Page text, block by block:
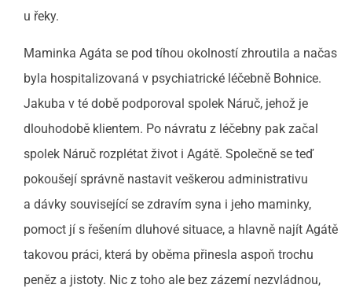
u řeky.
Maminka Agáta se pod tíhou okolností zhroutila a načas
byla hospitalizovaná v psychiatrické léčebně Bohnice.
Jakuba v té době podporoval spolek Náruč, jehož je
dlouhodobě klientem. Po návratu z léčebny pak začal
spolek Náruč rozplétat život i Agátě. Společně se teď
pokoušejí správně nastavit veškerou administrativu
a dávky související se zdravím syna i jeho maminky,
pomoct jí s řešením dluhové situace, a hlavně najít Agátě
takovou práci, která by oběma přinesla aspoň trochu
peněz a jistoty. Nic z toho ale bez zázemí nezvládnou,